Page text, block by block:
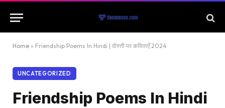
Home » Friendship Poems In Hindi | दोस्ती पर कविताएँ 2024
UNCATEGORIZED
Friendship Poems In Hindi